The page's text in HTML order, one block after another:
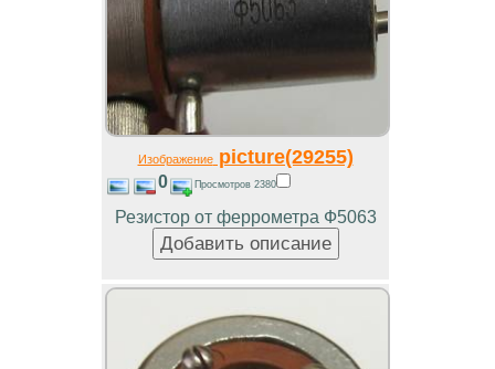
Изображениеpicture(29255)
0 Просмотров 2380
Резистор от феррометра Ф5063